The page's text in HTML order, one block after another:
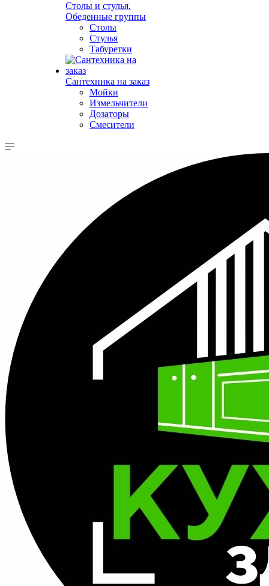
Столы и стулья.
Обеденные группы
Столы
Стулья
Табуретки
Сантехника на заказ
Мойки
Измельчители
Дозаторы
Смесители